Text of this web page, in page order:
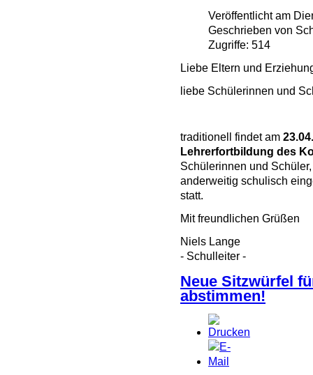
Veröffentlicht am
Geschrieben von
Zugriffe: 514
Liebe Eltern und
liebe Schülerinnen und
traditionell findet am
Lehrerfortbildung des
Schülerinnen und
anderweitig schulisch
statt.
Mit freundlichen Grüßen
Niels Lange
- Schulleiter -
Neue Sitzwürfel
abstimmen!